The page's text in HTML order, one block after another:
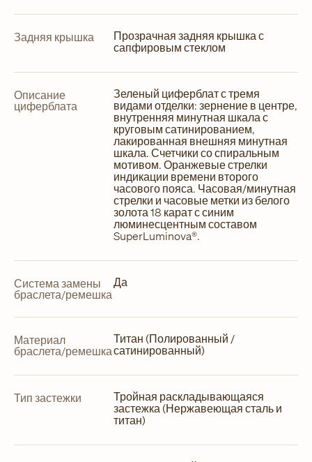
Задняя крышка Прозрачная задняя крышка с
сапфировым стеклом
Описание
циферблата
Зеленый циферблат с тремя
видами отделки: зернение в центре,
внутренняя минутная шкала с
круговым сатинированием,
лакированная внешняя минутная
шкала. Счетчики со спиральным
мотивом. Оранжевые стрелки
индикации времени второго
часового пояса. Часовая/минутная
стрелки и часовые метки из белого
золота 18 карат с синим
люминесцентным составом
SuperLuminova®.
Система замены
браслета/ремешка
Да
Материал
браслета/ремешка
Титан (Полированный /
сатинированный)
Тип застежки Тройная раскладывающаяся
застежка (Нержавеющая сталь и
титан)